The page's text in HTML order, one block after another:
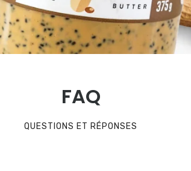
FAQ
QUESTIONS ET RÉPONSES